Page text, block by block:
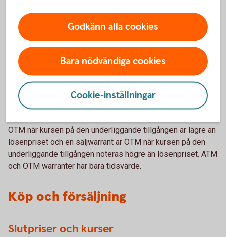
En köpwarrant är ITM när underliggandet (till exempel
aktiekursen) överstiger lösenpriset.
En säljwarrant är ITM när underliggandets kurs är lägre än
lösenpriset. Det är bara warranter som är "in the money"
som har ett realvärde, alltså de warranter som har ett värde
på slutdagen.
En warrant är ATM när underliggandets kurs ligger på
OTM när kursen på den underliggande tillgången är lägre än
lösenpriset och en säljwarrant är OTM när kursen på den
underliggande tillgången noteras högre än lösenpriset. ATM
och OTM warranter har bara tidsvärde.
Köp och försäljning
Slutpriser och kurser
Godkänn alla cookies
Bara nödvändiga cookies
Cookie-inställningar